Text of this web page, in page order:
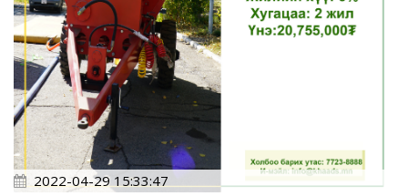
2022-04-29 15:33:47